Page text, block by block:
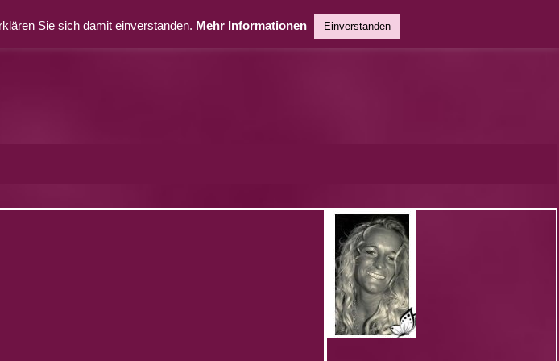
Sie sich damit einverstanden. Mehr Informationen Einverstanden